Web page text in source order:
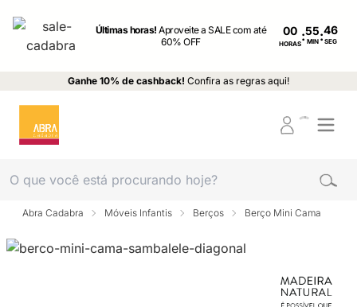
Últimas horas!Aproveite a SALE com até
60% OFF
00
HORAS: MIN : SEG
Ganhe 10% de cashback! Confira as regras aqui!
Abra Cadabra Móveis Infantis Berços Berço Mini Cama